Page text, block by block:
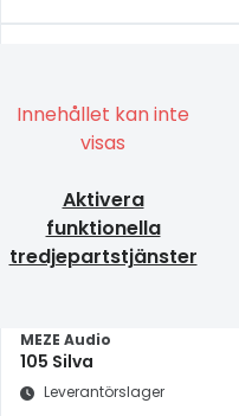
Innehållet kan inte
visas
Aktivera
funktionella
tredjepartstjänster
MEZE Audio
105 Silva
Leverantörslager